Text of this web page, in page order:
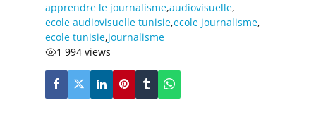
apprendre le journalisme,audiovisuelle,
ecole audiovisuelle tunisie,ecole journalisme,
ecole tunisie,journalisme
1 994 views